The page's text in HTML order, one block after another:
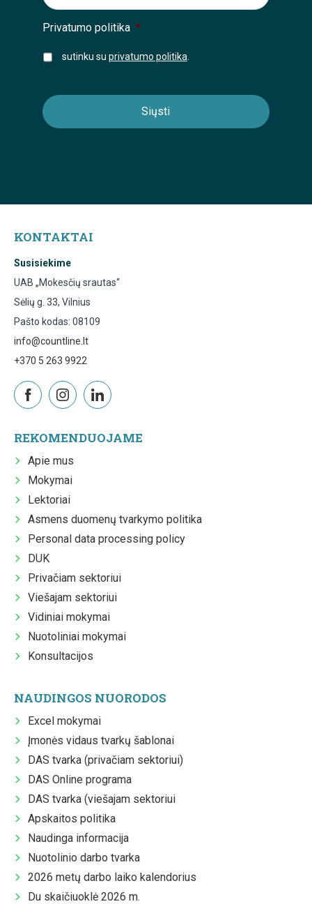
Privatumo politika *
sutinku su privatumo politika
KONTAKTAI
Susisiekime
UAB „Mokesčių srautas“
Sėlių g. 33, Vilnius
Pašto kodas: 08109
info@countline.lt
+370 5 263 9922
REKOMENDUOJAME
Apie mus
Mokymai
Lektoriai
Asmens duomenų tvarkymo politika
Personal data processing policy
DUK
Privačiam sektoriui
Viešajam sektoriui
Vidiniai mokymai
Nuotoliniai mokymai
Konsultacijos
NAUDINGOS NUORODOS
Excel mokymai
Įmonės vidaus tvarkų šablonai
DAS tvarka (privačiam sektoriui)
DAS Online programa
DAS tvarka (viešajam sektoriui
Apskaitos politika
Naudinga informacija
Nuotolinio darbo tvarka
2026 metų darbo laiko kalendorius
Du skaičiuoklė 2026 m.